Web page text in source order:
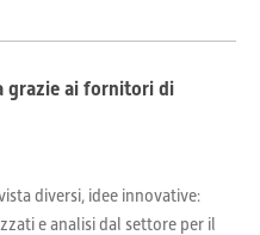
grazie ai fornitori di
diversi, idee innovative:
e analisi dal settore per il